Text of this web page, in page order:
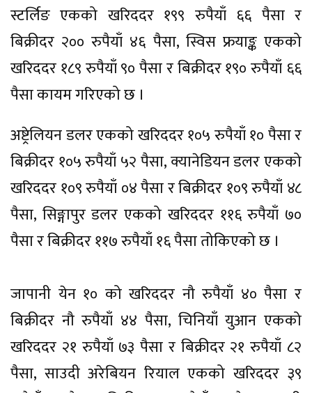
स्टर्लिङ एकको खरिददर १९९ रुपैयाँ ६६ पैसा र
बिक्रीदर २०० रुपैयाँ ४६ पैसा, स्विस फ्रयाङ्क एकको
खरिददर १८९ रुपैयाँ ९० पैसा र बिक्रीदर १९० रुपैयाँ ६६
पैसा कायम गरिएको छ ।
अष्ट्रेलियन डलर एकको खरिददर १०५ रुपैयाँ १० पैसा र
बिक्रीदर १०५ रुपैयाँ ५२ पैसा, क्यानेडियन डलर एकको
खरिददर १०९ रुपैयाँ ०४ पैसा र बिक्रीदर १०९ रुपैयाँ ४८
पैसा, सिङ्गापुर डलर एकको खरिददर ११६ रुपैयाँ ७०
पैसा र बिक्रीदर ११७ रुपैयाँ १६ पैसा तोकिएको छ ।
जापानी येन १० को खरिददर नौ रुपैयाँ ४० पैसा र
बिक्रीदर नौ रुपैयाँ ४४ पैसा, चिनियाँ युआन एकको
खरिददर २१ रुपैयाँ ७३ पैसा र बिक्रीदर २१ रुपैयाँ ८२
पैसा, साउदी अरेबियन रियाल एकको खरिददर ३९